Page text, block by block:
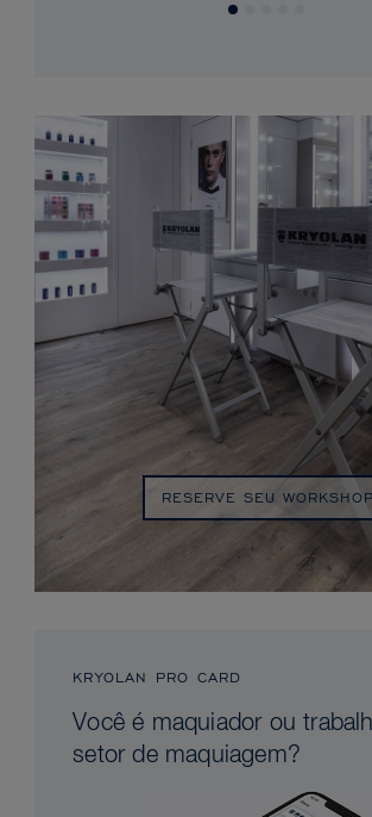
RESERVE SEU WORKSHOP
KRYOLAN PRO CARD
Você é maquiador ou
setor de maquiagem?